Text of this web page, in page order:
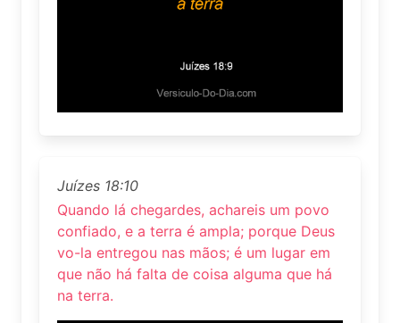
Juízes 18:10
Quando lá chegardes, achareis um povo
confiado, e a terra é ampla; porque Deus
vo-la entregou nas mãos; é um lugar em
que não há falta de coisa alguma que há
na terra.